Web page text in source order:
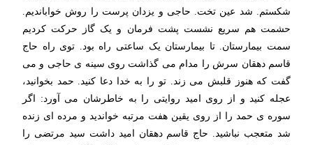
شکستم. شد عین تخت. حاجی و یزدان پرست را روش خواباندیم.
حشمت هم سریع نشست پشت فرمان و یک گاز حرکت کردیم
سمت بیمارستان. تا بیمارستان یک ساعتی راه بود. توی راه حاج
قاسم دهقان سرش را مدام می گذاشت روی سینه ی حاجی و می
گفت که هنوز قلبش می زند. تو را به خدا دعا کنید. حمد بخوانید،
عجله کنید و از روی امید روایتی را به خاطرشان می آورد: اگر
سوره ی حمد را از روی یقین هفت مرتبه خواندید و مرده ای زنده
شد متعجب نباشید. حاج قاسم دهقان امید داشت سید مرتضی را